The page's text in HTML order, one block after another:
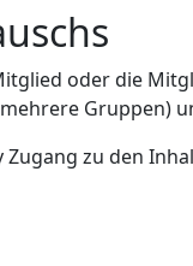
oder die
Gruppen)
zu den